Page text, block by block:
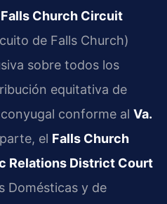
Falls Church Circuit
de Falls Church)
sobre todos los
equitativa de
conforme al Va.
el Falls Church
Relations District Court
Domésticas y de